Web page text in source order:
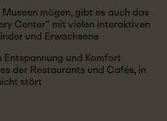
mögen, gibt es auch das
Center“ mit vielen interaktiven
und Erwachsene
und Komfort
der Restaurants und Cafés, in
stört